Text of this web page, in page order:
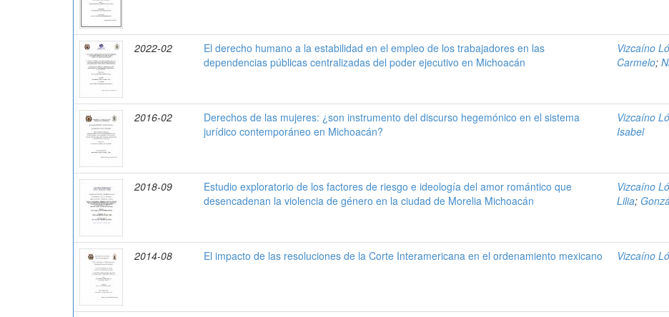
2022-02
El derecho humano a la estabilidad en el empleo de los trabajadores en las
dependencias públicas centralizadas del poder ejecutivo en Michoacán
Vizcaíno
Carmelo;
2016-02
Derechos de las mujeres: ¿son instrumento del discurso hegemónico en el sistema
jurídico contemporáneo en Michoacán?
Vizcaíno
Isabel
2018-09
Estudio exploratorio de los factores de riesgo e ideología del amor romántico que
desencadenan la violencia de género en la ciudad de Morelia Michoacán
Vizcaíno
Lilia;
2014-08 El impacto de las resoluciones de la Corte Interamericana en el ordenamiento mexicano Vizcaíno